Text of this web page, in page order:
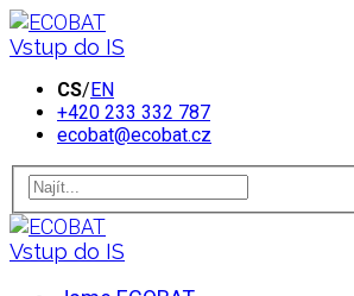
Vstup do IS
CS/EN
+420 233 332 787
ecobat@ecobat.cz
Vstup do IS